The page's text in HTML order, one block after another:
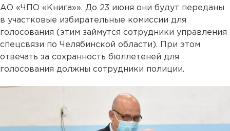
АО «ЧПО «Книга»». До 23 июня они будут переданы
в участковые избирательные комиссии для
голосования (этим займутся сотрудники управления
спецсвязи по Челябинской области). При этом
отвечать за сохранность бюллетеней для
голосования должны сотрудники полиции.